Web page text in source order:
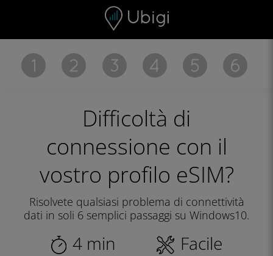
Barra di navigazione
Difficoltà di
connessione con il
vostro profilo eSIM?
Risolvete qualsiasi problema di connettività
dati in soli 6 semplici passaggi su Windows10.
4 min Facile